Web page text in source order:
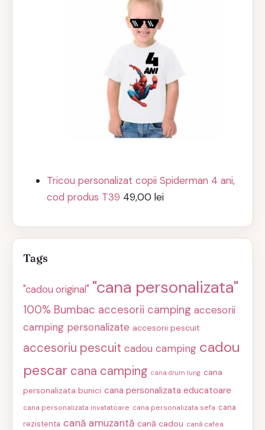
Tricou personalizat copii Spiderman 4 ani,
cod produs T39 49,00lei
Tags
"cadou original" "cana personalizata"
100% Bumbac accesorii camping accesorii
camping personalizate accesorii pescuit
accesoriu pescuit cadou camping cadou
pescar cana camping cana drum lung cana
personalizata bunici cana personalizata educatoare
cana personalizata invatatoare cana personalizata sefa cana
rezistenta cană amuzantă cană cadou cană cafea